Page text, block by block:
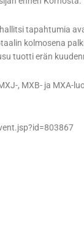
tapahtumia
kolmosena
tuotti erän
, MXB- ja MXA-